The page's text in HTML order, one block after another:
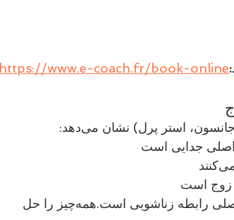
https://www.e-coach.fr/book-online
اصلی جدایی است
زوج است
پس رابطه جنسی یک چیز اضافه نیست. یکی از ارکان اصلی رابطه زناشویی است.همه‌چیز را حل